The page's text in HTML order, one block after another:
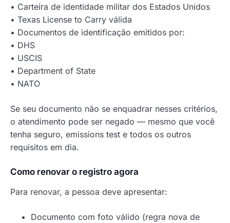
• Carteira de identidade militar dos Estados Unidos
• Texas License to Carry válida
• Documentos de identificação emitidos por:
• DHS
• USCIS
• Department of State
• NATO
Se seu documento não se enquadrar nesses critérios,
o atendimento pode ser negado — mesmo que você
tenha seguro, emissions test e todos os outros
requisitos em dia.
Como renovar o registro agora
Para renovar, a pessoa deve apresentar:
Documento com foto válido (regra nova de